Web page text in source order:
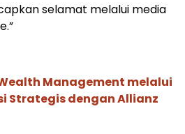
selamat melalui media
Management melalui
Strategis dengan Allianz